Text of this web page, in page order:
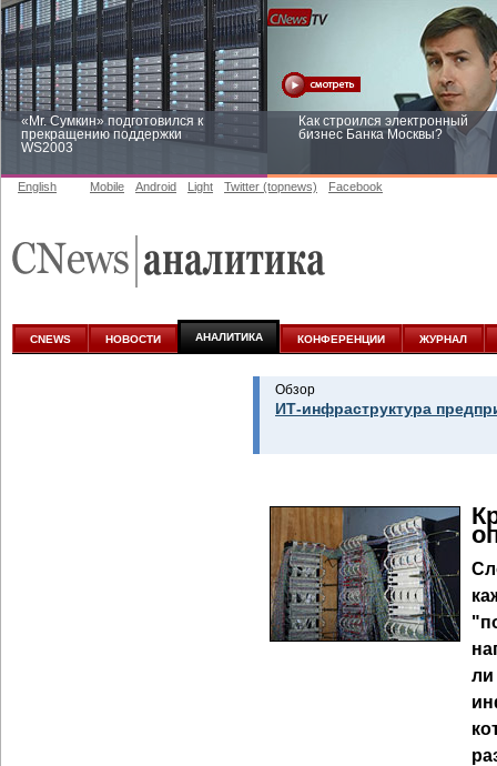
«Mr. Сумкин» подготовился к
прекращению поддержки
WS2003
Как строился электронный
бизнес Банка Москвы?
аналитике
English Mobile Android Light Twitter (topnews) Facebook
CNEWS НОВОСТИ АНАЛИТИКА КОНФЕРЕНЦИИ ЖУРНАЛ
Обзор
ИТ-инфраструктура
ли